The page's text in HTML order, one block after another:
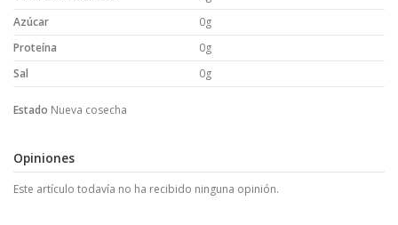
Azúcar
0g
Proteína
0g
Sal
0g
Estado Nueva cosecha
Opiniones
Este artículo todavía no ha recibido ninguna opinión.